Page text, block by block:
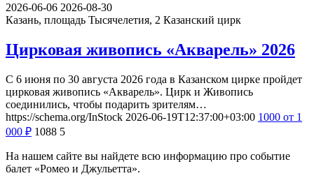
2026-06-06 2026-08-30
Казань, площадь Тысячелетия, 2 Казанский цирк
Цирковая живопись «Акварель» 2026
С 6 июня по 30 августа 2026 года в Казанском цирке пройдет
цирковая живопись «Акварель». Цирк и Живопись
соединились, чтобы подарить зрителям…
https://schema.org/InStock 2026-06-19T12:37:00+03:00 1000 от 1
000 ₽ 1088 5
На нашем сайте вы найдете всю информацию про событие
балет «Ромео и Джульетта».